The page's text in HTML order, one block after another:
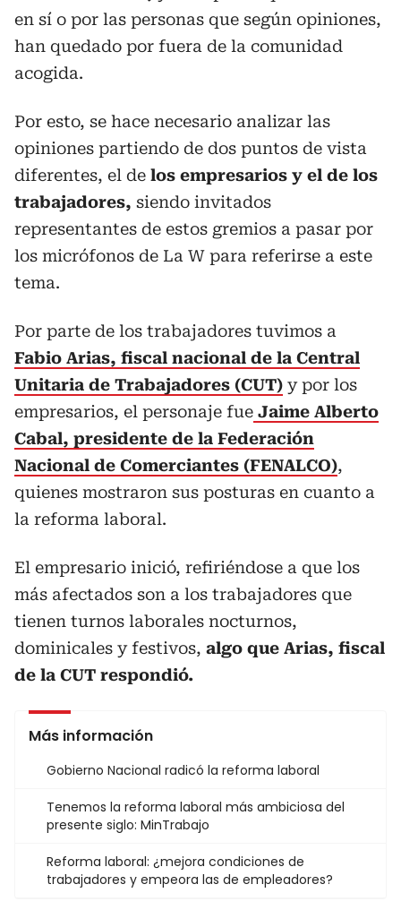
en sí o por las personas que según opiniones,
han quedado por fuera de la comunidad
acogida.
Por esto, se hace necesario analizar las
opiniones partiendo de dos puntos de vista
diferentes, el de los empresarios y el de los
trabajadores, siendo invitados
representantes de estos gremios a pasar por
los micrófonos de La W para referirse a este
tema.
Por parte de los trabajadores tuvimos a
Fabio Arias, fiscal nacional de la Central
Unitaria de Trabajadores (CUT) y por los
empresarios, el personaje fue Jaime Alberto
Cabal, presidente de la Federación
Nacional de Comerciantes (FENALCO),
quienes mostraron sus posturas en cuanto a
la reforma laboral.
El empresario inició, refiriéndose a que los
más afectados son a los trabajadores que
tienen turnos laborales nocturnos,
dominicales y festivos, algo que Arias, fiscal
de la CUT respondió.
Más información
Gobierno Nacional radicó la reforma laboral
Tenemos la reforma laboral más ambiciosa del
presente siglo: MinTrabajo
Reforma laboral: ¿mejora condiciones de
trabajadores y empeora las de empleadores?